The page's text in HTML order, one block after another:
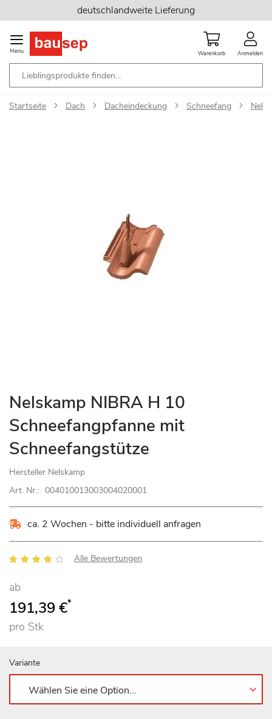
Inhalt
springen
deutschlandweite Lieferung
Menu Warenkorb Anmelden
Startseite Dach Dacheindeckung Schneefang
Zum
Anfang
der
springen
Nelskamp NIBRA H 10
Schneefangpfanne mit
Schneefangstütze
Hersteller Nelskamp
Art. Nr.: 004010013003004020001
ca. 2 Wochen - bitte individuell anfragen
Bewertung: Alle Bewertungen
ab
191,39 €*
pro Stk
Variante